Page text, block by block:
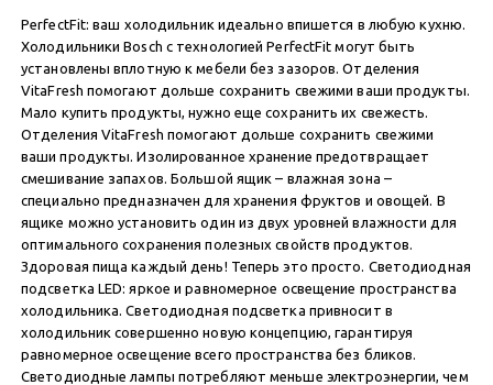
PerfectFit: ваш холодильник идеально впишется в любую кухню.
Холодильники Bosch с технологией PerfectFit могут быть
установлены вплотную к мебели без зазоров. Отделения
VitaFresh помогают дольше сохранить свежими ваши продукты.
Мало купить продукты, нужно еще сохранить их свежесть.
Отделения VitaFresh помогают дольше сохранить свежими
ваши продукты. Изолированное хранение предотвращает
смешивание запахов. Большой ящик – влажная зона –
специально предназначен для хранения фруктов и овощей. В
ящике можно установить один из двух уровней влажности для
оптимального сохранения полезных свойств продуктов.
Здоровая пища каждый день! Теперь это просто. Светодиодная
подсветка LED: яркое и равномерное освещение пространства
холодильника. Светодиодная подсветка привносит в
холодильник совершенно новую концепцию, гарантируя
равномерное освещение всего пространства без бликов.
Светодиодные лампы потребляют меньше электроэнергии, чем